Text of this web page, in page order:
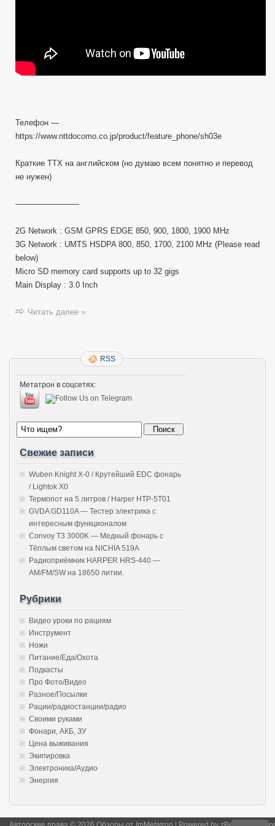
Телефон —
https://www.nttdocomo.co.jp/product/feature_phone/sh03e
Краткие ТТХ на английском (но думаю всем понятно и перевод
не нужен)
————————
2G Network : GSM GPRS EDGE 850, 900, 1800, 1900 MHz
3G Network : UMTS HSDPA 800, 850, 1700, 2100 MHz (Please read
below)
Micro SD memory card supports up to 32 gigs
Main Display : 3.0 Inch
Читать далее »
RSS
Метатрон в соцсетях:
Свежие записи
Wuben Knight X-0 / Крутейший EDC фонарь
/ Lightok X0
Термопот на 5 литров / Harper HTP-5T01
GVDA GD110A — Тестер электрика с
интересным функционалом
Convoy T3 3000K — Медный фонарь с
Тёплым светом на NICHIA 519A
Радиоприёмник HARPER HRS-440 —
AM/FM/SW на 18650 литии.
Рубрики
Видео уроки по рациям
Инструмент
Ножи
Питание/Еда/Охота
Подкасты
Про Фото/Видео
Разное/Посылки
Рации/радиостанции/радио
Своими руками
Фонари, АКБ, ЗУ
Цена выживания
Экипировка
Электроника/Аудио
Энергия